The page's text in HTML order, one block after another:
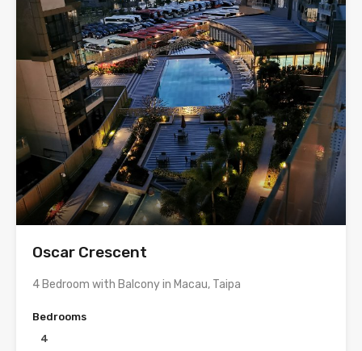
Oscar Crescent
4 Bedroom with Balcony in Macau, Taipa
Bedrooms
4